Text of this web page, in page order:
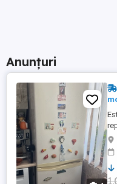
Anunțuri
2